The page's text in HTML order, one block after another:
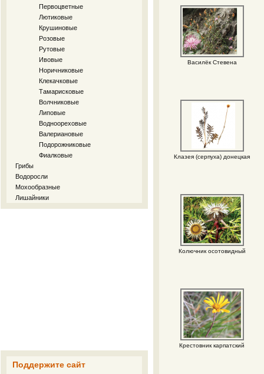
Первоцветные
Лютиковые
Крушиновые
Розовые
Рутовые
Ивовые
Норичниковые
Клекачковые
Тамарисковые
Волчниковые
Липовые
Водноореховые
Валериановые
Подорожниковые
Фиалковые
Грибы
Водоросли
Мохообразные
Лишайники
Поддержите сайт
Василёк Стевена
Клазея (серпуха) донецкая
Колючник осотовидный
Крестовник карпатский